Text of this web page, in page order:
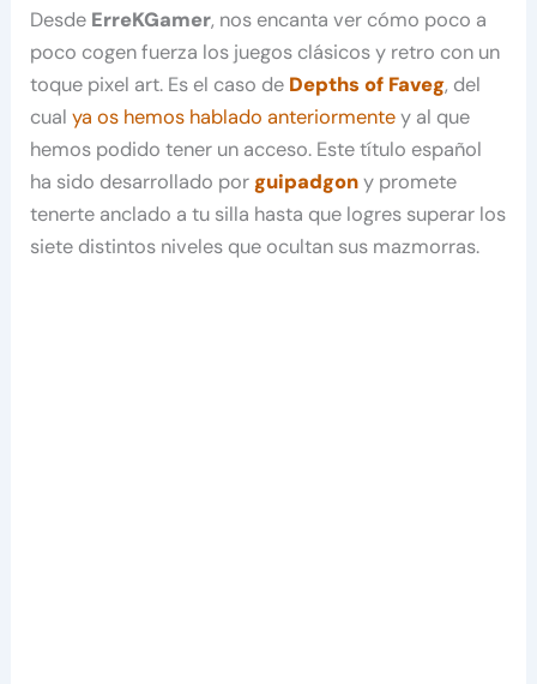
Desde ErreKGamer, nos encanta ver cómo poco a
poco cogen fuerza los juegos clásicos y retro con un
toque pixel art. Es el caso de Depths of Faveg, del
cualya os hemos hablado anteriormentey al que
hemos podido tener un acceso. Este título español
ha sido desarrollado porguipadgony promete
tenerte anclado a tu silla hasta que logres superar los
siete distintos niveles que ocultan sus mazmorras.